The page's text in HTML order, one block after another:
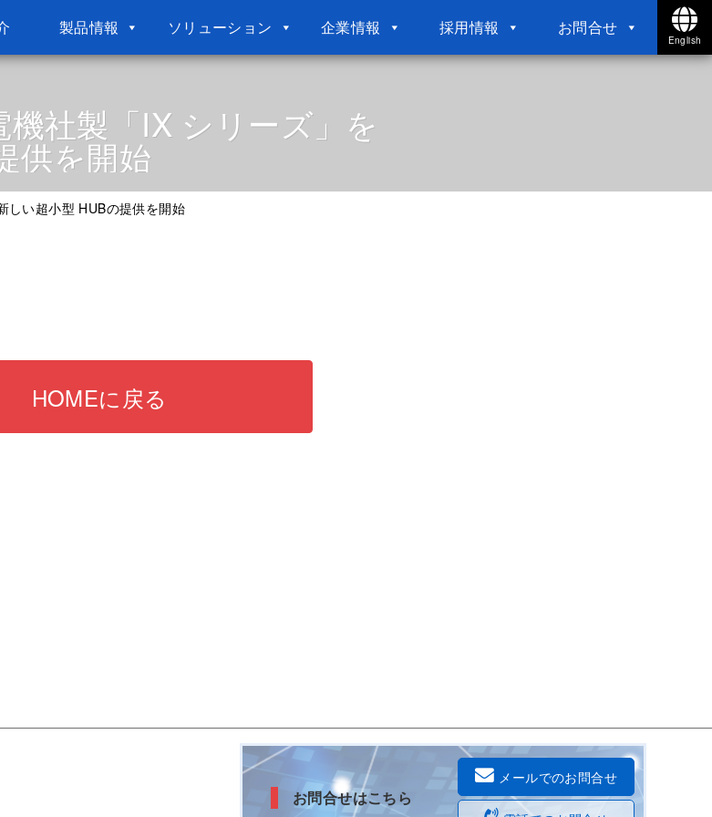
製品情報 ソリューション 企業情報 採用情報 お問合せ
English
機社製「IX シリーズ」を
供を開始
しい超小型 HUBの提供を開始
HOMEに戻る
お問合せはこちら
メールでのお問合せ